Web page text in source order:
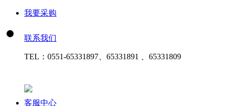
我要采购
联系我们
TEL： 0551-65331897、65331891 、65331809
客服中心